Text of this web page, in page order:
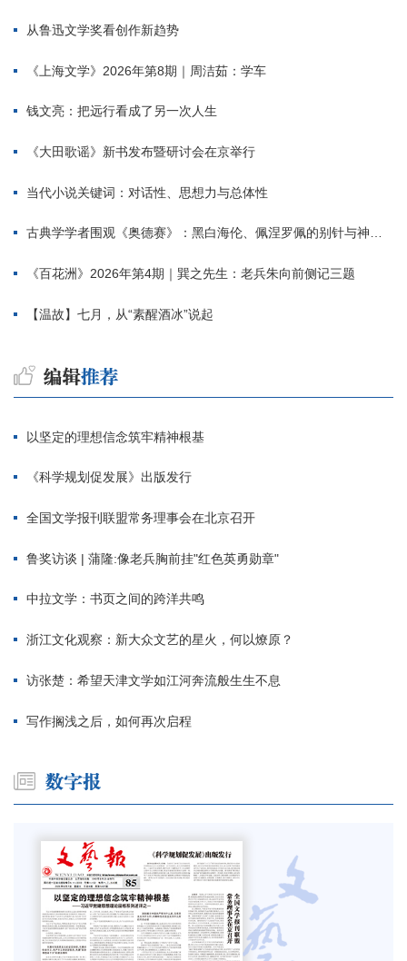
从鲁迅文学奖看创作新趋势
《上海文学》2026年第8期｜周洁茹：学车
钱文亮：把远行看成了另一次人生
《大田歌谣》新书发布暨研讨会在京举行
当代小说关键词：对话性、思想力与总体性
古典学学者围观《奥德赛》：黑白海伦、佩涅罗佩的别针与神秘入侵者
《百花洲》2026年第4期｜巽之先生：老兵朱向前侧记三题
【温故】七月，从“素醒酒冰”说起
以坚定的理想信念筑牢精神根基
《科学规划促发展》出版发行
全国文学报刊联盟常务理事会在北京召开
鲁奖访谈 | 蒲隆:像老兵胸前挂"红色英勇勋章"
中拉文学：书页之间的跨洋共鸣
浙江文化观察：新大众文艺的星火，何以燎原？
访张楚：希望天津文学如江河奔流般生生不息
写作搁浅之后，如何再次启程